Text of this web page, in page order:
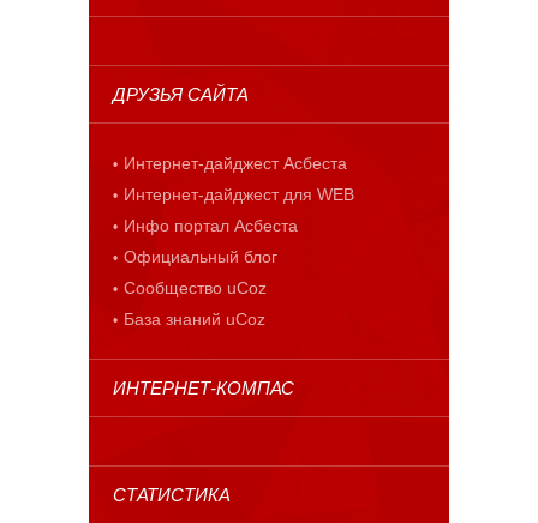
ДРУЗЬЯ САЙТА
Интернет-дайджест Асбеста
Интернет-дайджест для WEB
Инфо портал Асбеста
Официальный блог
Сообщество uCoz
База знаний uCoz
ИНТЕРНЕТ-КОМПАС
СТАТИСТИКА